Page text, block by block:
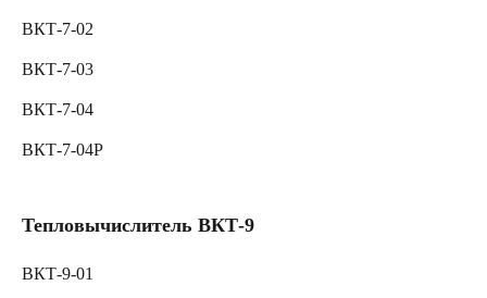
ВКТ-7-02
ВКТ-7-03
ВКТ-7-04
ВКТ-7-04Р
Тепловычислитель ВКТ-9
ВКТ-9-01